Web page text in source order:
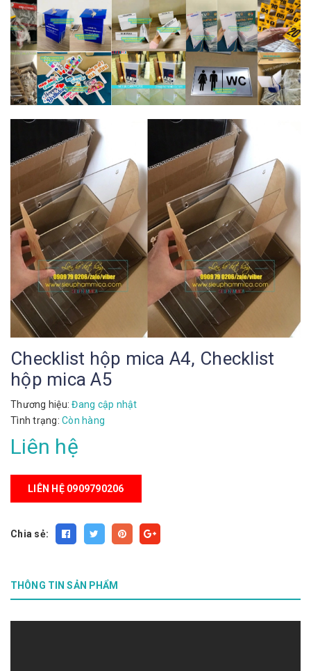
Checklist hộp mica A4, Checklist
hộp mica A5
Thương hiệu: Đang cập nhật
Tình trạng: Còn hàng
Liên hệ
LIÊN HỆ 0909790206
Chia sẻ:
THÔNG TIN SẢN PHẨM